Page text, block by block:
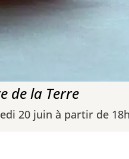
de la Terre
20 juin à partir de